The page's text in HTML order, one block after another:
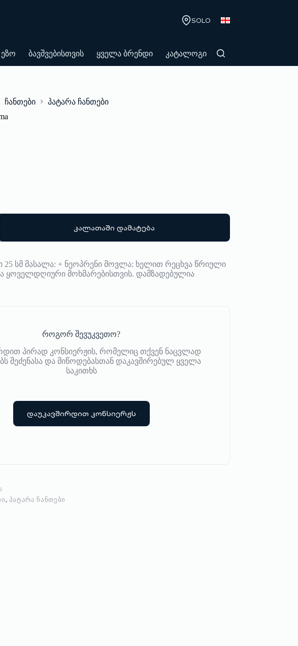
SOLO
ბავშვებისთვის ყველა ბრენდი კატალოგი
ჩანთები
პატარა ჩანთები
კალათაში დამატება
25 სმ მასალა: + ნეოპრენი მოვლა: ხელით რეცხვა წრიული
ყოველდღიური მოხმარებისთვის. დამზადებულია
როგორ შევუკვეთო?
პირად კონსიერჟის, რომელიც თქვენ ნაცვლად
შეძენასა და მიწოდებასთან დაკავშირებულ ყველა
საკითხს
დაუკავშირდით კონსიერჟს
, ᲞᲐᲢᲐᲠᲐ ᲩᲐᲜᲗᲔᲑᲘ